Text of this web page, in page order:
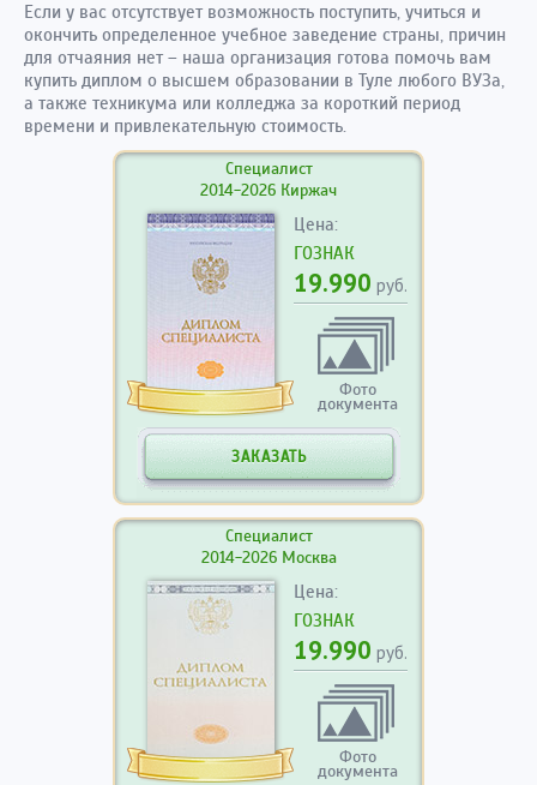
Если у вас отсутствует возможность поступить, учиться и
окончить определенное учебное заведение страны, причин
для отчаяния нет – наша организация готова помочь вам
купить диплом о высшем образовании в Туле любого ВУЗа,
а также техникума или колледжа за короткий период
времени и привлекательную стоимость.
Специалист
2014-2026 Киржач
Цена:
ГОЗНАК
19.990 руб.
Фото
документа
ЗАКАЗАТЬ
Специалист
2014-2026 Москва
Цена:
ГОЗНАК
19.990 руб.
Фото
документа